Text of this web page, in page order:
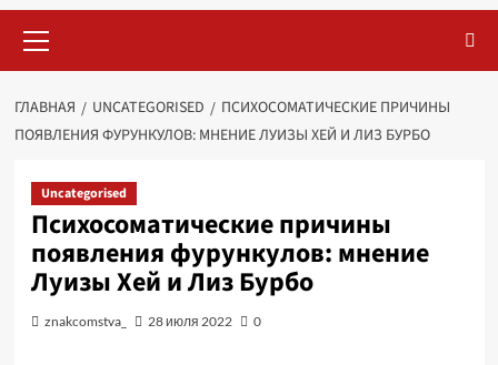
меню
ГЛАВНАЯ UNCATEGORISED
ПСИХОСОМАТИЧЕСКИЕ ПРИЧИНЫ
ПОЯВЛЕНИЯ ФУРУНКУЛОВ: МНЕНИЕ ЛУИЗЫ ХЕЙ И ЛИЗ БУРБО
Uncategorised
Психосоматические причины
появления фурункулов: мнение
Луизы Хей и Лиз Бурбо
znakcomstva_ 28 июля 2022 0